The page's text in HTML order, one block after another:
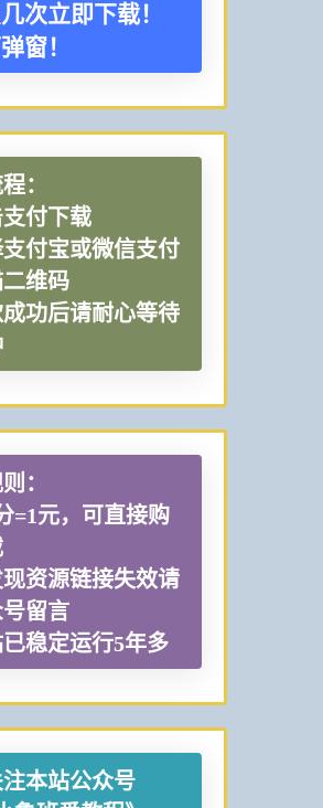
次立即下载！
窗！
：
付下载
付宝或微信支付
维码
功后请耐心等待
：
=1元，可直接购
资源链接失效请
留言
稳定运行5年多
本站公众号